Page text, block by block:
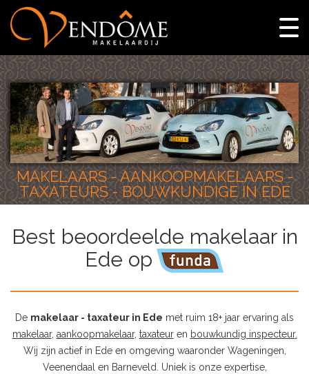
MAKELAARS - AANKOOPMAKELAARS -
TAXATEURS - BOUWKUNDIGE IN EDE
Best beoordeelde makelaar in
Ede op
De makelaar - taxateur in Ede met ruim 18+ jaar ervaring als
makelaar, aankoopmakelaar, taxateuren bouwkundig inspecteur.
Wij zijn actief in Ede en omgeving waaronder Wageningen,
Veenendaal en Barneveld. Uniek is onze expertise,